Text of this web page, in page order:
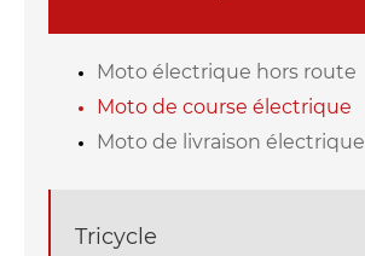
Moto électrique hors route
Moto de course électrique
Moto de livraison électrique
Tricycle